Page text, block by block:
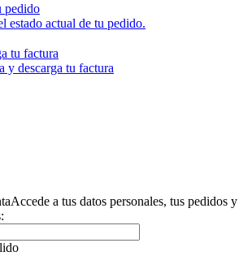
pedido
estado actual de tu pedido.
tu factura
y descarga tu factura
Accede a tus datos personales, tus pedidos y